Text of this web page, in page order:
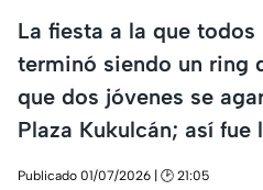
La fiesta a la que
terminó siendo un ring
que dos jóvenes se
Plaza Kukulcán; así fue
Publicado 01/07/2026 | 🕑 21:05